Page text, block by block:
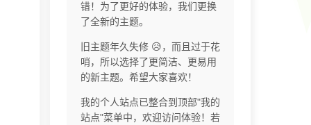
错！为了更好的体验，我们更换
了全新的主题。
旧主题年久失修 😥，而且过于花
哨，所以选择了更简洁、更易用
的新主题。希望大家喜欢！
我的个人站点已整合到顶部"我的
站点"菜单中，欢迎访问体验！若